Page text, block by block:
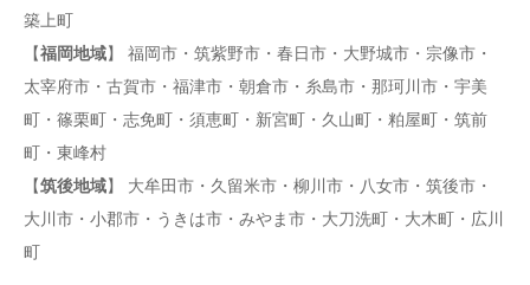
築上町
【福岡地域】 福岡市・筑紫野市・春日市・大野城市・宗像市・
太宰府市・古賀市・福津市・朝倉市・糸島市・那珂川市・宇美
町・篠栗町・志免町・須恵町・新宮町・久山町・粕屋町・筑前
町・東峰村
【筑後地域】 大牟田市・久留米市・柳川市・八女市・筑後市・
大川市・小郡市・うきは市・みやま市・大刀洗町・大木町・広川
町